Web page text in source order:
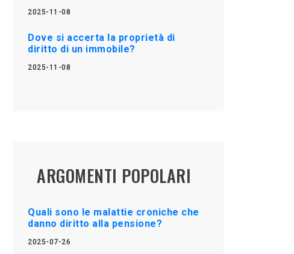
2025-11-08
Dove si accerta la proprietà di
diritto di un immobile?
2025-11-08
ARGOMENTI POPOLARI
Quali sono le malattie croniche che
danno diritto alla pensione?
2025-07-26